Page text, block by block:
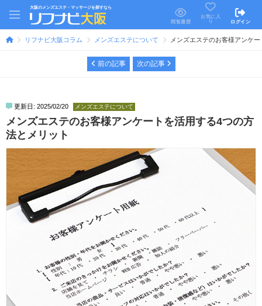
大阪のメンズエステ・マッサージを探すなら
閲覧履歴
お気に入
り
ログイン
リフナビ大阪コラム メンズエステについて メンズエステのお客様アンケ
前の記事 次の記事
更新日: 2025/02/20 メンズエステについて
メンズエステのお客様アンケートを活用する4つの方
法とメリット